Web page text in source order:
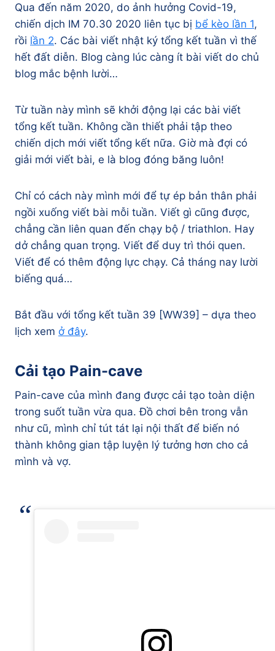
Qua đến năm 2020, do ảnh hưởng Covid-19,
chiến dịch IM 70.30 2020 liên tục bị bể kèo lần 1,
rồi lần 2. Các bài viết nhật ký tổng kết tuần vì thế
hết đất diễn. Blog càng lúc càng ít bài viết do chủ
blog mắc bệnh lười…
Từ tuần này mình sẽ khởi động lại các bài viết
tổng kết tuần. Không cần thiết phải tập theo
chiến dịch mới viết tổng kết nữa. Giờ mà đợi có
giải mới viết bài, e là blog đóng băng luôn!
Chỉ có cách này mình mới để tự ép bản thân phải
ngồi xuống viết bài mỗi tuần. Viết gì cũng được,
chẳng cần liên quan đến chạy bộ / triathlon. Hay
dở chẳng quan trọng. Viết để duy trì thói quen.
Viết để có thêm động lực chạy. Cả tháng nay lười
biếng quá…
Bắt đầu với tổng kết tuần 39 [WW39] – dựa theo
lịch xem ở đây.
Cải tạo Pain-cave
Pain-cave của mình đang được cải tạo toàn diện
trong suốt tuần vừa qua. Đồ chơi bên trong vẫn
như cũ, mình chỉ tút tát lại nội thất để biến nó
thành không gian tập luyện lý tưởng hơn cho cả
mình và vợ.